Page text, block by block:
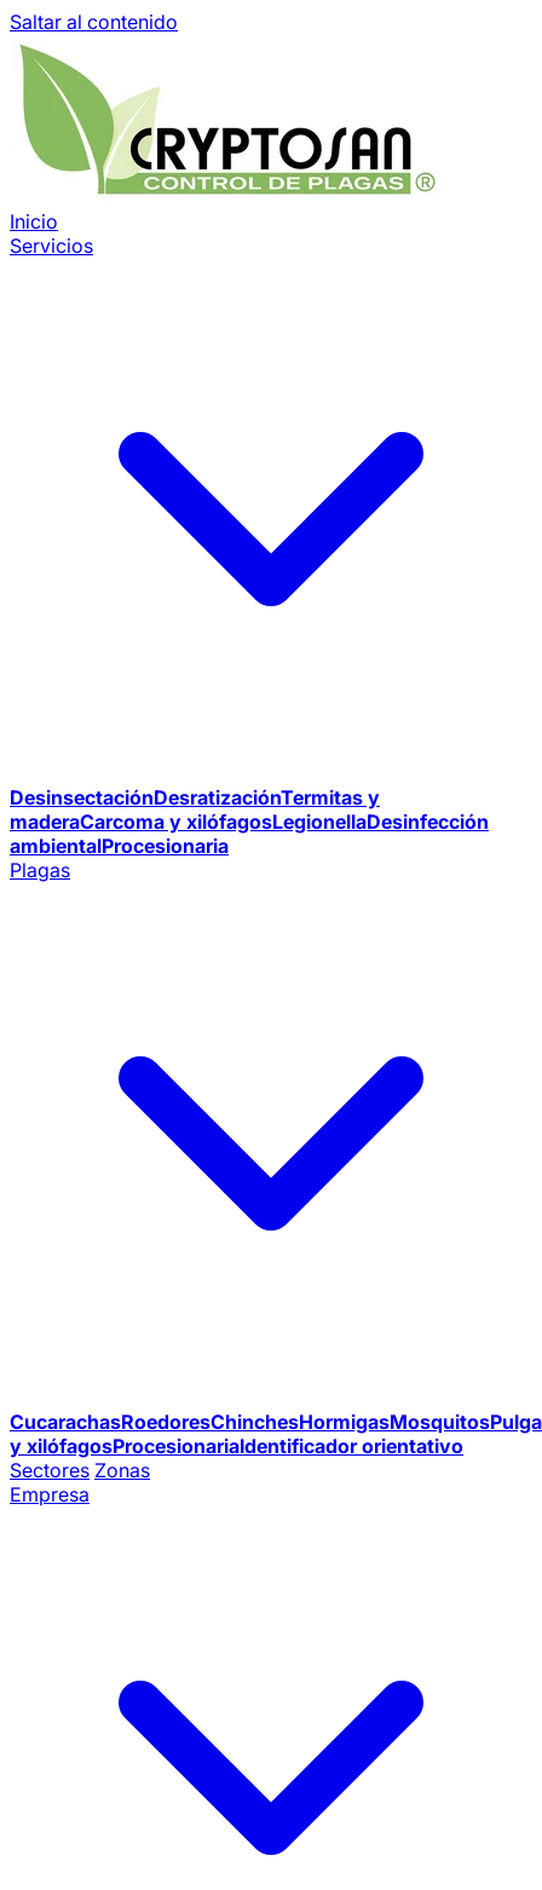
Saltar al contenido
Inicio
Servicios
DesinsectaciónDesratizaciónTermitas y
maderaCarcoma y xilófagosLegionellaDesinfección
ambientalProcesionaria
Plagas
CucarachasRoedoresChinchesHormigasMosquitos
y xilófagosProcesionariaIdentificador orientativo
Sectores Zonas
Empresa